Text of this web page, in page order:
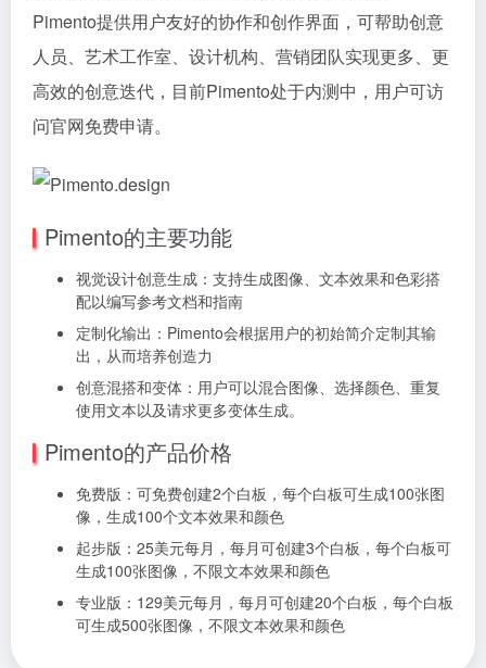
Pimento提供用户友好的协作和创作界面，可帮助创意
人员、艺术工作室、设计机构、营销团队实现更多、更
高效的创意迭代，目前Pimento处于内测中，用户可访
问官网免费申请。
Pimento的主要功能
视觉设计创意生成：支持生成图像、文本效果和色彩搭
配以编写参考文档和指南
定制化输出：Pimento会根据用户的初始简介定制其输
出，从而培养创造力
创意混搭和变体：用户可以混合图像、选择颜色、重复
使用文本以及请求更多变体生成。
Pimento的产品价格
免费版：可免费创建2个白板，每个白板可生成100张图
像，生成100个文本效果和颜色
起步版：25美元每月，每月可创建3个白板，每个白板可
生成100张图像，不限文本效果和颜色
专业版：129美元每月，每月可创建20个白板，每个白板
可生成500张图像，不限文本效果和颜色